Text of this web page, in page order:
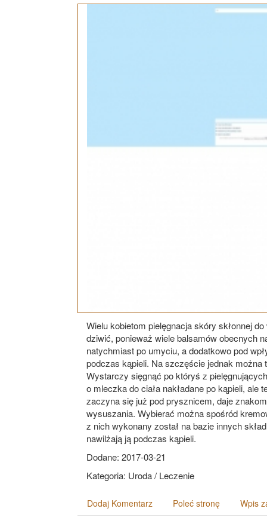
Wielu kobietom pielęgnacja skóry skłonnej
dziwić, ponieważ wiele balsamów obecnych
natychmiast po umyciu, a dodatkowo pod
podczas kąpieli. Na szczęście jednak można
Wystarczy sięgnąć po któryś z
o mleczka do ciała nakładane po kąpieli,
zaczyna się już pod prysznicem, daje
wysuszania. Wybierać można spośród
z nich wykonany został na bazie innych
nawilżają ją podczas kąpieli.
Dodane: 2017-03-21
Kategoria: Uroda / Leczenie
Dodaj Komentarz Poleć stronę Wpis